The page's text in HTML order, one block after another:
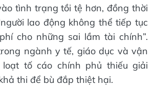
tình trạng tồi tệ hơn, đồng thời
lao động không thể tiếp tục
cho những sai lầm tài chính”.
ngành y tế, giáo dục và vận
tố cáo chính phủ thiếu giải
thi để bù đắp thiệt hại.